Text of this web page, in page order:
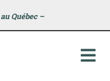
au Québec –